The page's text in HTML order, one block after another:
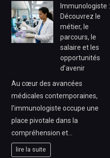
Immunologiste :
Découvrez le
métier, le
parcours, le
salaire et les
opportunités
d’avenir
Au cœur des avancées
médicales contemporaines,
l’immunologiste occupe une
place pivotale dans la
compréhension et…
lire la suite